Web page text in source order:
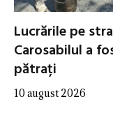
Lucrările pe
Carosabilul a
pătrați
10 august 2026